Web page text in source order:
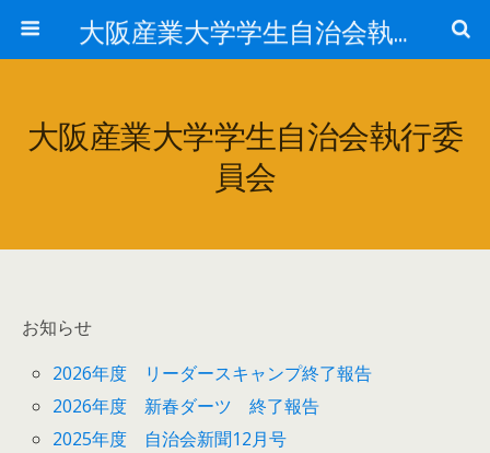
大阪産業大学学生自治会執行委員会
大阪産業大学学生自治会執行委
員会
お知らせ
2026年度 リーダースキャンプ終了報告
2026年度 新春ダーツ 終了報告
2025年度 自治会新聞12月号